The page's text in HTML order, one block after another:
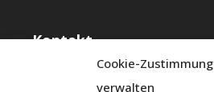
Cookie-Zustimmung
verwalten
Kontakt
Swiss Legal Technology GmbH